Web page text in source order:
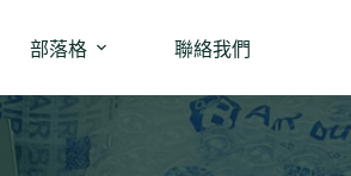
部落格 聯絡我們